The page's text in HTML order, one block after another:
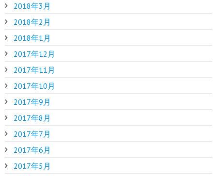
2018年3月
2018年2月
2018年1月
2017年12月
2017年11月
2017年10月
2017年9月
2017年8月
2017年7月
2017年6月
2017年5月